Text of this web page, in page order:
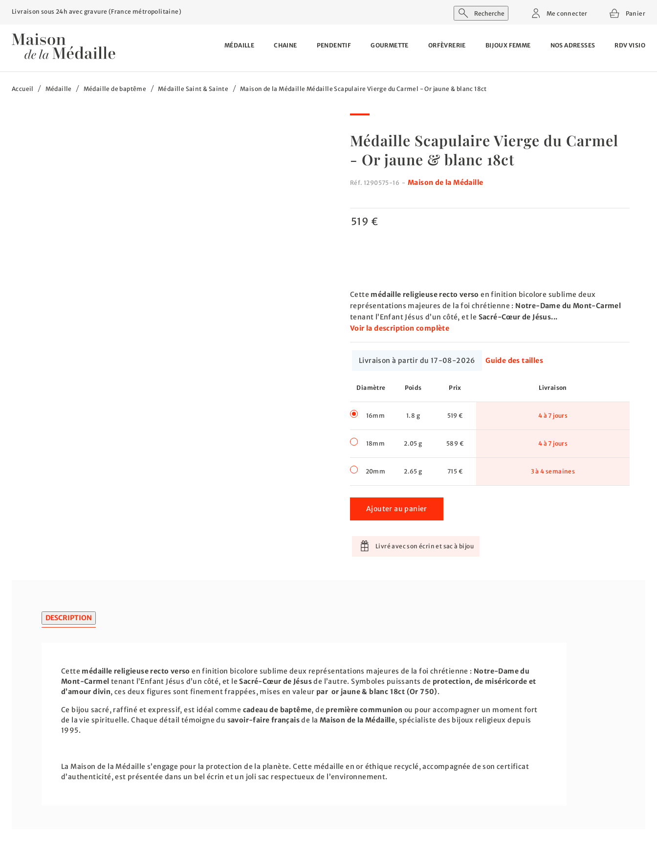
Livraison sous 24h avec gravure (France métropolitaine) Recherche Me connecter Panier
MÉDAILLE CHAINE PENDENTIF GOURMETTE ORFÈVRERIE BIJOUX FEMME NOS ADRESSES RDV VISIO
Vous êtes ici :
Accueil Médaille Médaille de baptême Médaille Saint & Sainte Maison de la Médaille Médaille Scapulaire Vierge du Carmel - Or jaune & blanc 18ct
Médaille Scapulaire Vierge du Carmel
- Or jaune & blanc 18ct
Réf. 1290575-16 -Maison de la Médaille
519 €
Cette médaille religieuse recto verso en finition bicolore sublime deux
représentations majeures de la foi chrétienne : Notre-Dame du Mont-Carmel
tenant l’Enfant Jésus d’un côté, et le Sacré-Cœur de Jésus...
Voir la description complète
Livraison à partir du 17-08-2026 Guide des tailles
Diamètre Poids Prix Livraison
16mm 1.8 g 519 € 4 à 7 jours
18mm 2.05 g 589 € 4 à 7 jours
20mm 2.65 g 715 € 3 à 4 semaines
Ajouter au panier
Livré avec son écrin et sac à bijou
DESCRIPTION
Cette médaille religieuse recto verso en finition bicolore sublime deux représentations majeures de la foi chrétienne : Notre-Dame du
Mont-Carmel tenant l’Enfant Jésus d’un côté, et leSacré-Cœur de Jésusde l’autre. Symboles puissants de protection, de miséricorde et
d’amour divin, ces deux figures sont finement frappées, mises en valeur par or jaune & blanc 18ct (Or 750).
Ce bijou sacré, raffiné et expressif, est idéal comme cadeau de baptême, de première communion ou pour accompagner un moment fort
de la vie spirituelle. Chaque détail témoigne du savoir-faire françaisde la Maison de la Médaille, spécialiste des bijoux religieux depuis
1995.
La Maison de la Médaille s’engage pour la protection de la planète. Cette médaille en or éthique recyclé, accompagnée de son certificat
d’authenticité, est présentée dans un bel écrin et un joli sac respectueux de l’environnement.